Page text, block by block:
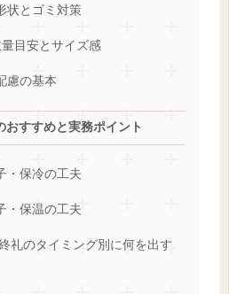
状とゴミ対策
目安とサイズ感
慮の基本
おすすめと実務ポイント
・保冷の工夫
・保温の工夫
礼のタイミング別に何を出す